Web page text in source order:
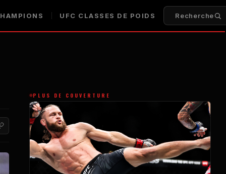
UFC CLASSES DE POIDS Recherche
PLUS DE COUVERTURE